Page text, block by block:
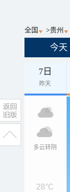
全国 >贵州
今天
7日
昨天
多云转阴
28°C